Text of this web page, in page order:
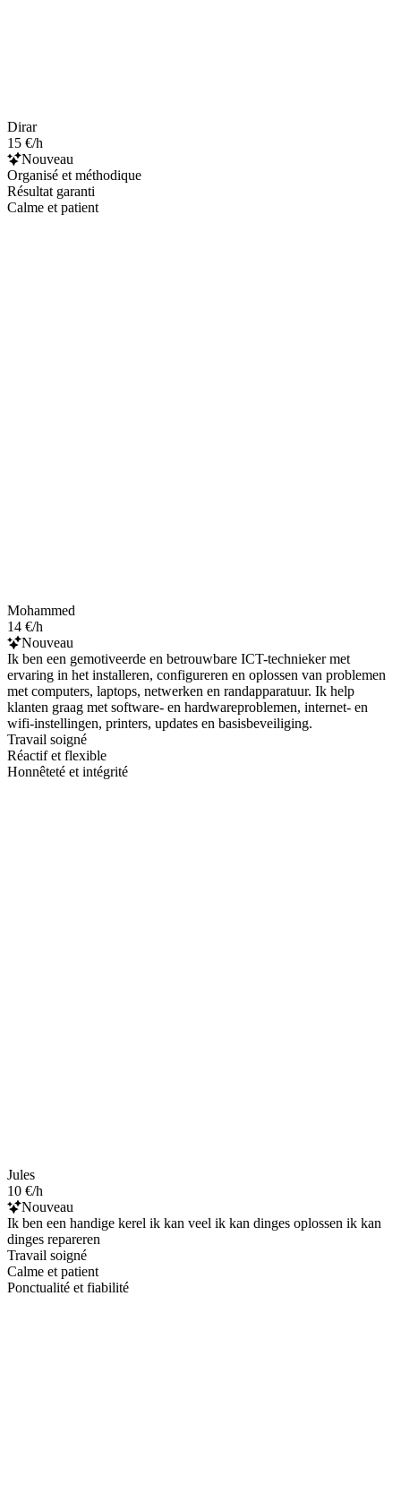
Dirar
15 €/h
Nouveau
Organisé et méthodique
Résultat garanti
Calme et patient
Mohammed
14 €/h
Nouveau
Ik ben een gemotiveerde en betrouwbare ICT-technieker met
ervaring in het installeren, configureren en oplossen van problemen
met computers, laptops, netwerken en randapparatuur. Ik help
klanten graag met software- en hardwareproblemen, internet- en
wifi-instellingen, printers, updates en basisbeveiliging.
Travail soigné
Réactif et flexible
Honnêteté et intégrité
Jules
10 €/h
Nouveau
Ik ben een handige kerel ik kan veel ik kan dinges oplossen ik kan
dinges repareren
Travail soigné
Calme et patient
Ponctualité et fiabilité